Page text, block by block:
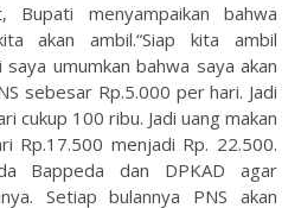
Bupati menyampaikan bahwa
akan ambil.“Siap kita ambil
umumkan bahwa saya akan
sebesar Rp.5.000 per hari. Jadi
cukup 100 ribu. Jadi uang makan
Rp.17.500 menjadi Rp. 22.500.
Bappeda dan DPKAD agar
Setiap bulannya PNS akan